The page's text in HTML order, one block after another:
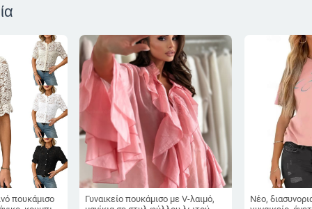
πουκάμισο
Γυναικείο πουκάμισο με V-λαιμό,
Νέο,